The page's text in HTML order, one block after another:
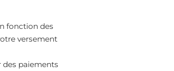
fonction des
versement
des paiements